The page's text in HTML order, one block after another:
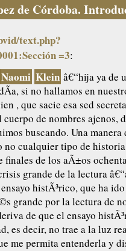
de Córdoba.
text.php?
=3:
Naomi Klein â€“hija ya de
si no hallamos en
, que sacie esa sed
de nombres ajenos,
buscando. Una manera
cualquier tipo de
finales de los aÃ±os
grande de la lectura
histÃ³rico, que ha
grande por la lectura de
de que el ensayo
es decir, no trae a la luz
me permita entenderla y